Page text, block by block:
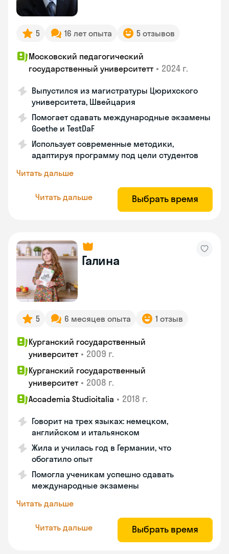
5 16 лет опыта 5 отзывов
Московский педагогический
государственный университетт • 2024 г.
Выпустился из магистратуры Цюрихского
университета, Швейцария
Помогает сдавать международные экзамены
Goethe и TestDaF
Использует современные методики,
адаптируя программу под цели студентов
Читать дальше
Читать дальше Выбрать время
Галина
5 6 месяцев опыта 1 отзыв
Курганский государственный
университет • 2009 г.
Курганский государственный
университет • 2008 г.
Accademia Studioitalia • 2018 г.
Говорит на трех языках: немецком,
английском и итальянском
Жила и училась год в Германии, что
обогатило опыт
Помогла ученикам успешно сдавать
международные экзамены
Читать дальше
Читать дальше Выбрать время